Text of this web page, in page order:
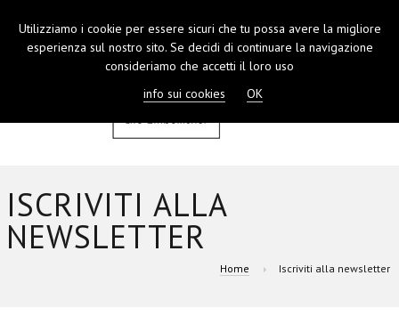
ISCRIVITI ALLA
NEWSLETTER
Home Iscriviti alla newsletter
Utilizziamo i cookie per essere sicuri che tu possa avere la migliore
esperienza sul nostro sito. Se decidi di continuare la navigazione
consideriamo che accetti il loro uso
info sui cookies
OK